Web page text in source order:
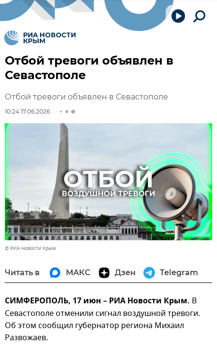
Отбой тревоги объявлен в
Севастополе
Отбой тревоги объявлен в Севастополе
10:24 17.06.2026
© РИА Новости Крым
Читать в МАКС Дзен Telegram
СИМФЕРОПОЛЬ, 17 июн – РИА Новости Крым. В
Севастополе отменили сигнал воздушной тревоги.
Об этом сообщил губернатор региона Михаил
Развожаев.